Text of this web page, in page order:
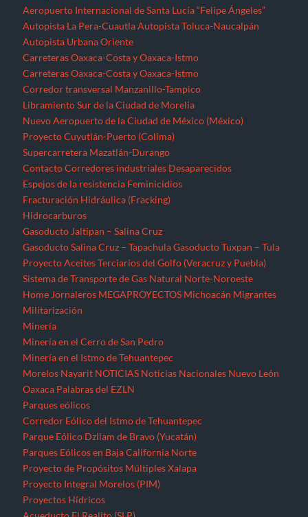
Espejos de la resistenciaFeminicidios
Fracturación Hidráulica (Fracking)
Hidrocarburos
Gasoducto Jaltipan – Salina Cruz
Gasoducto Salina Cruz – TapachulaGasoducto Tuxpan – Tula
Proyecto Aceites Terciarios del Golfo (Veracruz y Puebla)
Sistema de Transporte de Gas Natural Norte-Noroeste
Home JornalerosMEGAPROYECTOSMichoacánMigrantes
Militarización
Minería
Minería en el Cerro de San Pedro
Minería en el Istmo de Tehuantepec
MorelosNayaritNOTICIASNoticias Nacionales
OaxacaPalabras del EZLN
Parques eólicos
Corredor Eólico del Istmo de Tehuantepec
Parque Eólico Dzilam de Bravo (Yucatán)
Parques Eólicos en Baja California Norte
Proyecto de Propósitos Múltiples Xalapa
Proyecto Integral Morelos (PIM)
Proyectos Hídricos
Acueducto El Realito (SLP)
Acueducto Independencia (Sonora)
Acueducto Río San Pedro (Guerrero)
Hidroeléctrica La Parota (Guerrero)
Hidroeléctrica Las Cruces (Nayarit)
Hidroeléctrica Paso de la Reina (Oaxaca)
Hidroeléctrica Paso de la Reina (Oaxaca)
Hidroeléctricas en la Sierra Norte de Puebla
Presa La Maroma (SLP) Presa Los Pilares (Sonora)
Presa Picachos (Sinaloa)
Presa y Acueducto del Zapotillo (Jalisco)
Proyecto Hidráulico Monterrey VI